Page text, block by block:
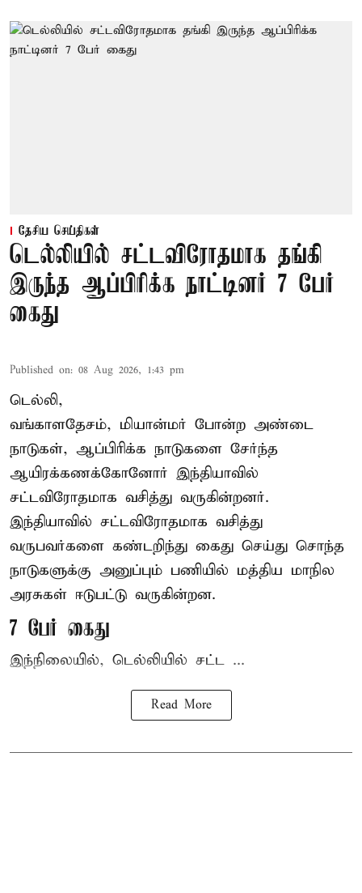
தேசிய செய்திகள்
டெல்லியில் சட்டவிரோதமாக தங்கி
இருந்த ஆப்பிரிக்க நாட்டினர் 7 பேர்
கைது
Published on: 08 Aug 2026, 1:43 pm
டெல்லி,
வங்காளதேசம், மியான்மர் போன்ற அண்டை
நாடுகள், ஆப்பிரிக்க நாடுகளை சேர்ந்த
ஆயிரக்கணக்கோனோர் இந்தியாவில்
சட்டவிரோதமாக வசித்து வருகின்றனர்.
இந்தியாவில் சட்டவிரோதமாக வசித்து
வருபவர்களை கண்டறிந்து கைது செய்து சொந்த
நாடுகளுக்கு அனுப்பும் பணியில் மத்திய மாநில
அரசுகள் ஈடுபட்டு வருகின்றன.
7 பேர் கைது
இந்நிலையில், டெல்லியில் சட்ட ...
Read More